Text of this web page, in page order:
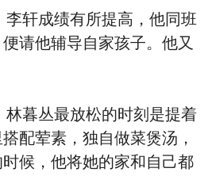
轩成绩有所提高，他同班
请他辅导自家孩子。他又
暮丛最放松的时刻是提着
配荤素，独自做菜煲汤，
候，他将她的家和自己都